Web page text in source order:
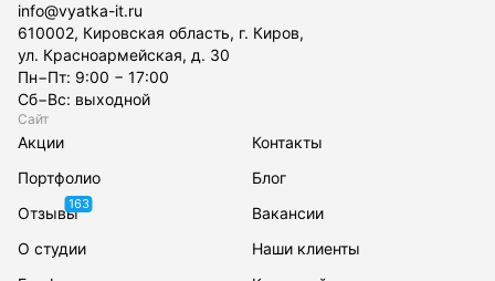
info@vyatka-it.ru
610002, Кировская область, г. Киров,
ул. Красноармейская, д. 30
Пн−Пт: 9:00 − 17:00
Сб−Вс: выходной
Сайт
Акции
Контакты
Портфолио
Блог
Отзывы163
Вакансии
О студии
Наши клиенты